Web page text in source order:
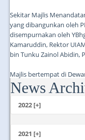
Sekitar Majlis
yang dibangunkan oleh
disempurnakan oleh
Kamaruddin, Rektor
bin Tunku Zainol Abidin,
Majlis bertempat di
Gombak....
News
2022 [+]
2021 [+]